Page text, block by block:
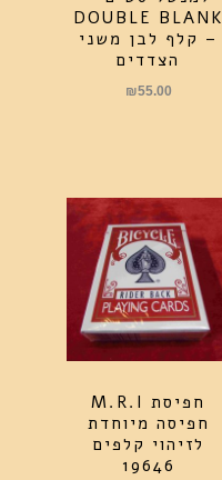
DOUBLE BLANK
– קלף לבן משני
הצדדים
₪55.00
חפיסת M.R.I
חפיסה מיוחדת
לזיהוי קלפים
19646